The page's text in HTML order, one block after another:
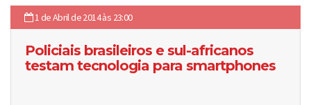
1 de Abril de 2014 às 23:00
Policiais brasileiros e sul-africanos
testam tecnologia para smartphones